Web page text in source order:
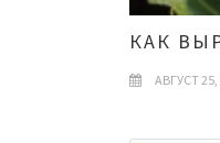
КАК
АВГУСТ 25,